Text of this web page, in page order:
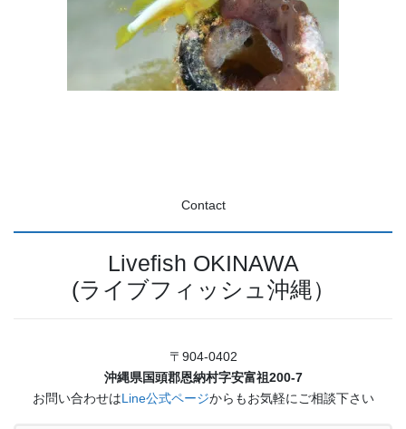
Contact
Livefish OKINAWA
(ライブフィッシュ沖縄）
〒904-0402
沖縄県国頭郡恩納村字安富祖200-7
お問い合わせはLine公式ページからもお気軽にご相談下さい